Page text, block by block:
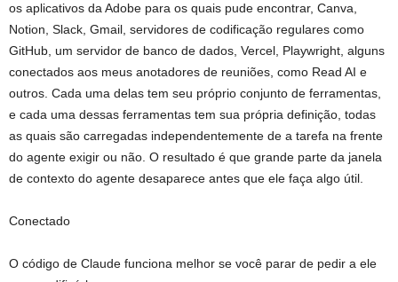
os aplicativos da Adobe para os quais pude encontrar, Canva,
Notion, Slack, Gmail, servidores de codificação regulares como
GitHub, um servidor de banco de dados, Vercel, Playwright, alguns
conectados aos meus anotadores de reuniões, como Read AI e
outros. Cada uma delas tem seu próprio conjunto de ferramentas,
e cada uma dessas ferramentas tem sua própria definição, todas
as quais são carregadas independentemente de a tarefa na frente
do agente exigir ou não. O resultado é que grande parte da janela
de contexto do agente desaparece antes que ele faça algo útil.
Conectado
O código de Claude funciona melhor se você parar de pedir a ele